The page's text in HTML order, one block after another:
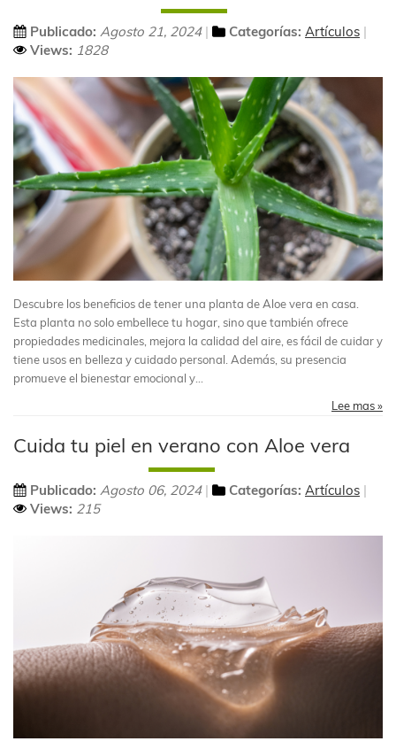
Publicado: Agosto 21, 2024 Categorías: Artículos
Views: 1828
Descubre los beneficios de tener una planta de Aloe vera en casa.
Esta planta no solo embellece tu hogar, sino que también ofrece
propiedades medicinales, mejora la calidad del aire, es fácil de cuidar y
tiene usos en belleza y cuidado personal. Además, su presencia
promueve el bienestar emocional y...
Lee mas »
Cuida tu piel en verano con Aloe vera
Publicado: Agosto 06, 2024 Categorías: Artículos
Views: 215